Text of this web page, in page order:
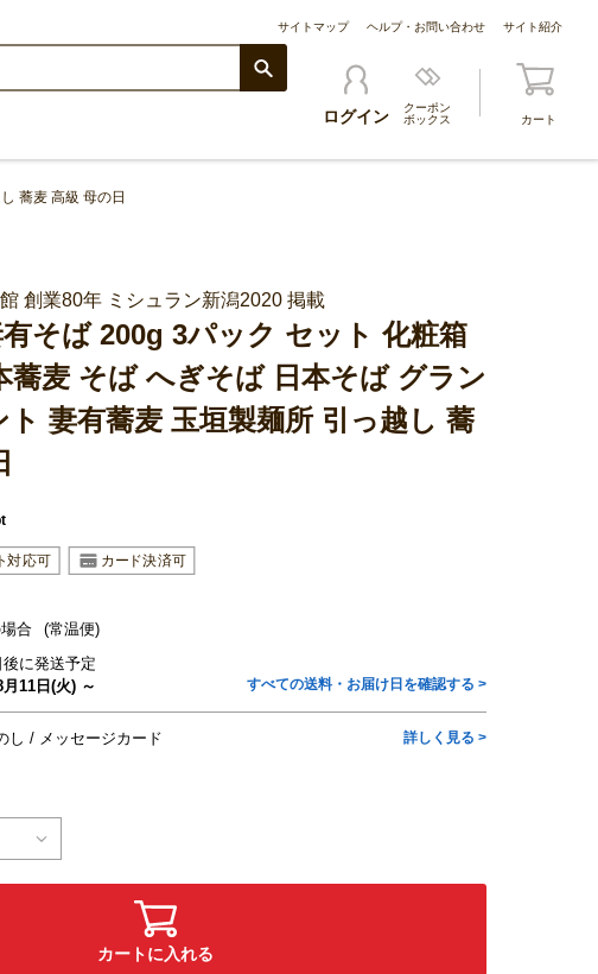
サイトマップ ヘルプ・お問い合わせ サイト紹介
ログイン
クーポン
ボックス
カート
蕎麦 高級 母の日
創業80年 ミシュラン新潟2020 掲載
そば 200g 3パック セット 化粧箱
蕎麦 そば へぎそば 日本そば グラン
妻有蕎麦 玉垣製麺所 引っ越し 蕎
合
(常温便)
に発送予定
月11日(火) ～ すべての送料・お届け日を確認する >
し メッセージカード 詳しく見る >
カートに入れる